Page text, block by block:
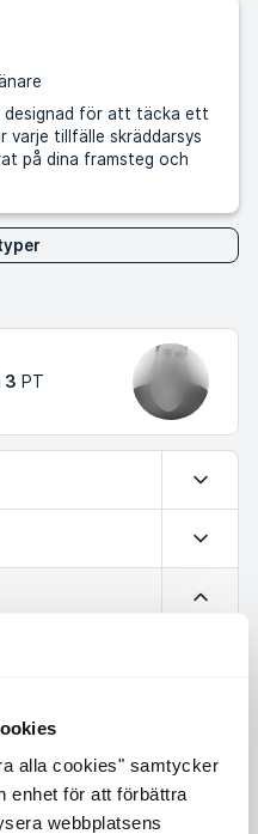
alla cookies" samtycker
enhet för att förbättra
webbplatsens
designad för att täcka ett
varje tillfälle skräddarsys
på dina framsteg och
3 PT
effektiva övningar
kost, hälsa och livsstil
erfarenhet och kunskap